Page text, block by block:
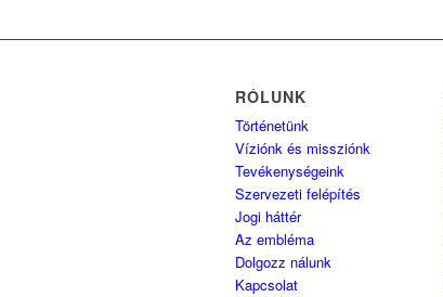
RÓLUNK
Történetünk
Víziónk és missziónk
Tevékenységeink
Szervezeti felépítés
Jogi háttér
Az embléma
Dolgozz nálunk
Kapcsolat